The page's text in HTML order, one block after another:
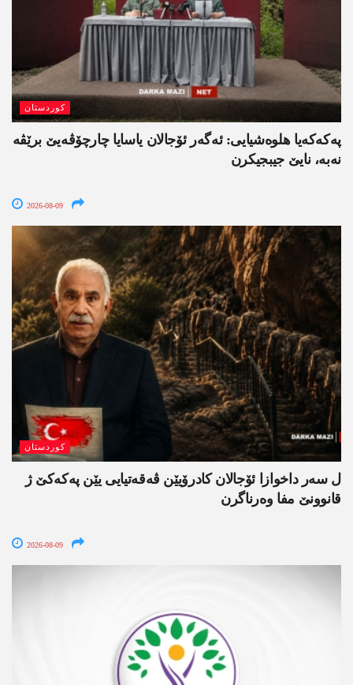
کوردستان
په‌كه‌كه‌یا هلوه‌شیایی: ئەگەر ئۆجالان یاسایا چارچۆڤەیێ برێڤە
نه‌به‌، نایێ جیبجیکرن
2026-08-09
کوردستان
ل سەر داخوازا ئۆجالان کادرۆیێن ڤەقەتیایی یێن پەکەکێ ژ
قانوونێ مفا وەرناگرن
2026-08-09